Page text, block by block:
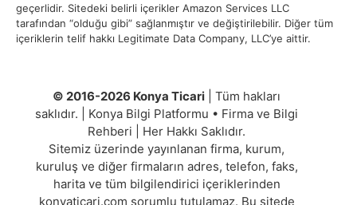
geçerlidir. Sitedeki belirli içerikler Amazon Services LLC
tarafından “olduğu gibi” sağlanmıştır ve değiştirilebilir. Diğer tüm
içeriklerin telif hakkı Legitimate Data Company, LLC’ye aittir.
© 2016-2026 Konya Ticari | Tüm hakları
saklıdır. | Konya Bilgi Platformu • Firma ve Bilgi
Rehberi | Her Hakkı Saklıdır.
Sitemiz üzerinde yayınlanan firma, kurum,
kuruluş ve diğer firmaların adres, telefon, faks,
harita ve tüm bilgilendirici içeriklerinden
konyaticari.com sorumlu tutulamaz. Bu sitede